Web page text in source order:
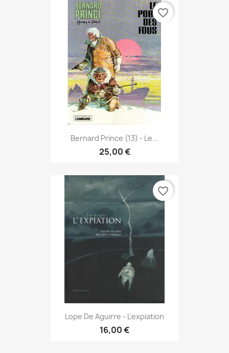
Bernard Prince (13) - Le...
25,00 €
favorite_border
Lope De Aguirre - L'expiation
16,00 €
favorite_border